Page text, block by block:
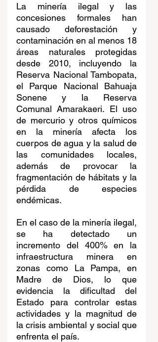
La minería ilegal y las
concesiones formales han
causado deforestación y
contaminación en al menos 18
áreas naturales protegidas
desde 2010, incluyendo la
Reserva Nacional Tambopata,
el Parque Nacional Bahuaja
Sonene y la Reserva
Comunal Amarakaeri. El uso
de mercurio y otros químicos
en la minería afecta los
cuerpos de agua y la salud de
las comunidades locales,
además de provocar la
fragmentación de hábitats y la
pérdida de especies
endémicas.
En el caso de la minería ilegal,
se ha detectado un
incremento del 400% en la
infraestructura minera en
zonas como La Pampa, en
Madre de Dios, lo que
evidencia la dificultad del
Estado para controlar estas
actividades y la magnitud de
la crisis ambiental y social que
enfrenta el país.